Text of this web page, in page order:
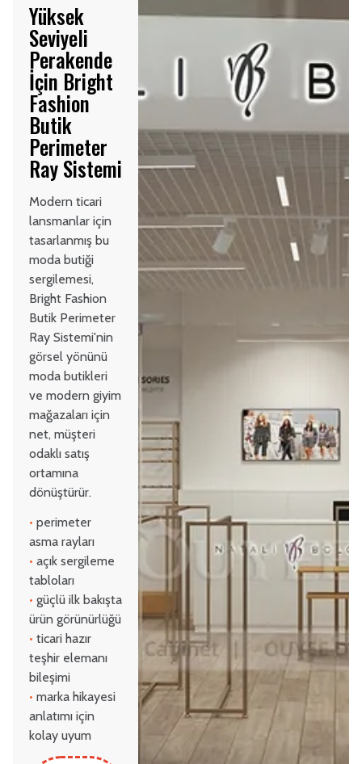
Yüksek
Seviyeli
Perakende
İçin Bright
Fashion
Butik
Perimeter
Ray Sistemi
Modern ticari
lansmanlar için
tasarlanmış bu
moda butiği
sergilemesi,
Bright Fashion
Butik Perimeter
Ray Sistemi'nin
görsel yönünü
moda butikleri
ve modern giyim
mağazaları için
net, müşteri
odaklı satış
ortamına
dönüştürür.
• perimeter
asma rayları
• açık sergileme
tabloları
• güçlü ilk bakışta
ürün görünürlüğü
• ticari hazır
teşhir elemanı
bileşimi
• marka hikayesi
anlatımı için
kolay uyum